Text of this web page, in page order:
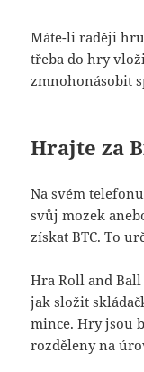
Máte-li raději
třeba do hry
zmnohonásobit
Hrajte za
Na svém
svůj mozek
získat BTC. To
Hra Roll and
jak složit
mince. Hry jsou
rozděleny na